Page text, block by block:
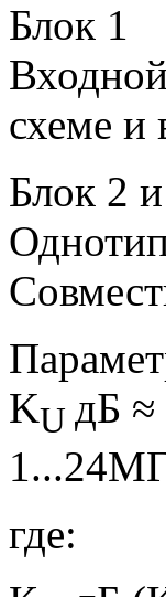
Блок 1
схеме и
Блок 2
KU дБ ≈
где: